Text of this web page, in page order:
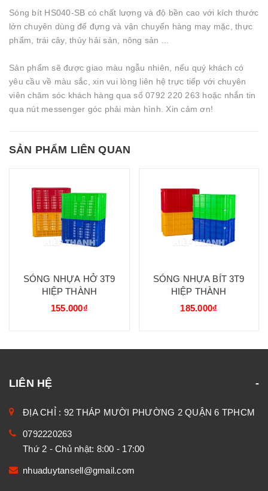
Sóng bít HS040-SB có chất lượng và độ bền cao với kích thước
lớn chuyên dùng để đựng và vận chuyển hàng may mặc, thực
phẩm, trái cây, thủy hải sản, nông sản ...
Sản phẩm sẽ được giao màu ngẫu nhiên, nếu quý khách có
yêu cầu về màu sắc, xin vui lòng liên hệ trực tiếp với chuyên
viên chăm sóc khách hàng qua số 0792 220 263 hoặc nhắn tin
qua nút messenger góc phải màn hình. Xin cảm ơn!
SẢN PHẨM LIÊN QUAN
SÓNG NHỰA HỞ 3T9
HIỆP THÀNH
155.000₫
SÓNG NHỰA BÍT 3T9
HIỆP THÀNH
185.000₫
LIÊN HỆ
ĐỊA CHỈ : 92 THÁP MƯỜI PHƯỜNG 2 QUẬN 6 TPHCM
0792220263
Thứ 2 - Chủ nhật: 8:00 - 17:00
nhuaduytansell@gmail.com